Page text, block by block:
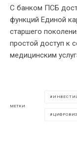
С банком ПСБ
функций Единой
старшего
простой доступ к
медицинским
МЕТКИ